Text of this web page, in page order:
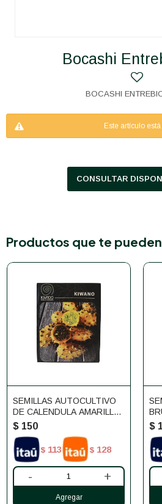
Bocashi
BOCASHI
Este artículo
CONSULTAR
Productos que te
SEMILLAS AUTOCULTIVO
DE CALENDULA AMARILLA
KM100
$ 150
$ 113 $ 128
- +
$